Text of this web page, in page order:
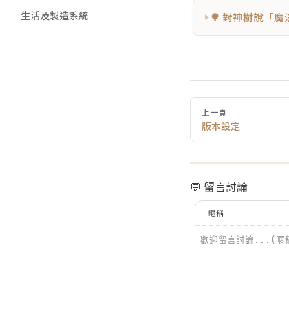
生活及製造系統 🌳 對神樹說「魔
Pager上一頁
版本設定
💬 留言討論
暱稱